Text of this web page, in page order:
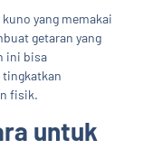
yang memakai
getaran yang
ini bisa
tingkatkan
fisik.
untuk